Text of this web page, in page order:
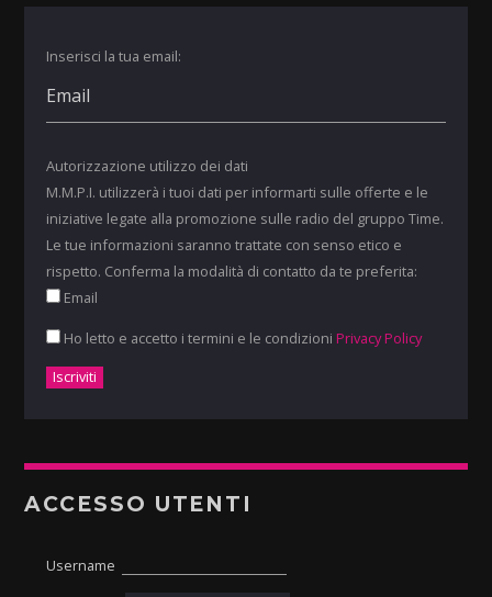
Inserisci la tua email:
Autorizzazione utilizzo dei dati
M.M.P.I. utilizzerà i tuoi dati per informarti sulle offerte e le
iniziative legate alla promozione sulle radio del gruppo Time.
Le tue informazioni saranno trattate con senso etico e
rispetto. Conferma la modalità di contatto da te preferita:
Email
Ho letto e accetto i termini e le condizioni Privacy Policy
ACCESSO UTENTI
Username